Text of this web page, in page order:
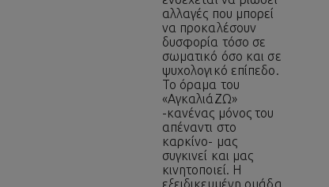
αλλαγές που μπορεί
να προκαλέσουν
δυσφορία τόσο σε
σωματικό όσο και σε
ψυχολογικό επίπεδο.
Το όραμα του
«ΑγκαλιάΖΩ»
-κανένας μόνος του
απέναντι στο
καρκίνο- μας
συγκινεί και μας
κινητοποιεί. Η
εξειδικευμένη ομάδα